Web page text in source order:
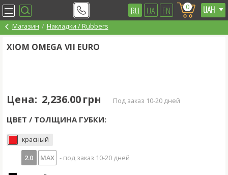
RU UA EN 0
Магазин Накладки / Rubbers
XIOM OMEGA VII EURO
Цена: 2,236.00 грн под заказ 10-20 дней
ЦВЕТ / ТОЛЩИНА ГУБКИ:
красный
2.0
MAX - под заказ 10-20 дней